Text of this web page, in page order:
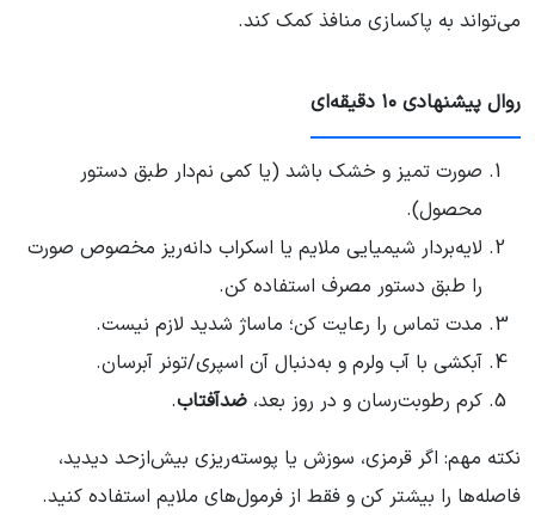
می‌تواند به پاکسازی منافذ کمک کند.
روال پیشنهادی ۱۰ دقیقه‌ای
صورت تمیز و خشک باشد (یا کمی نم‌دار طبق دستور
محصول).
لایه‌بردار شیمیایی ملایم یا اسکراب دانه‌ریز مخصوص صورت
را طبق دستور مصرف استفاده کن.
مدت تماس را رعایت کن؛ ماساژ شدید لازم نیست.
آبکشی با آب ولرم و به‌دنبال آن اسپری/تونر آبرسان.
کرم رطوبت‌رسان و در روز بعد، ضدآفتاب.
نکته مهم: اگر قرمزی، سوزش یا پوسته‌ریزی بیش‌ازحد دیدید،
فاصله‌ها را بیشتر کن و فقط از فرمول‌های ملایم استفاده کنید.